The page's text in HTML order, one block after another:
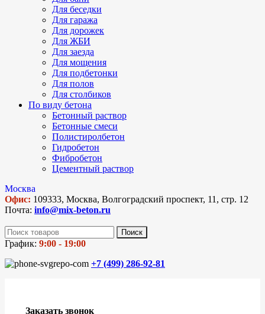
Для беседки
Для гаража
Для дорожек
Для ЖБИ
Для заезда
Для мощения
Для подбетонки
Для полов
Для столбиков
По виду бетона
Бетонный раствор
Бетонные смеси
Полистиролбетон
Гидробетон
Фибробетон
Цементный раствор
Москва
Офис: 109333, Москва, Волгоградский проспект, 11, стр. 12
Почта: info@mix-beton.ru
Поиск
График: 9:00 - 19:00
+7 (499) 286-92-81
Заказать звонок